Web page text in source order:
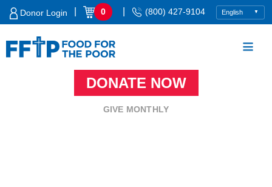
Skip
Donor Login 0 (800) 427-9104
DONATE NOW
GIVE MONTHLY